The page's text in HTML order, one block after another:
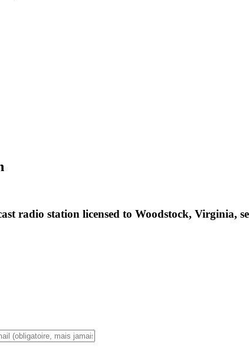
radio station licensed to Woodstock, Virginia,